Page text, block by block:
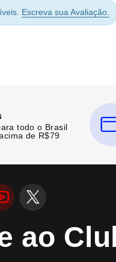
Escreva sua Avaliação.
todo o Brasil
de R$79
ao